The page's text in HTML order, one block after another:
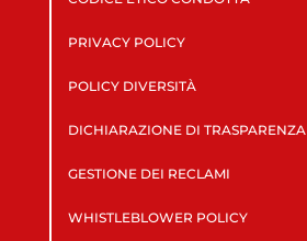
PRIVACY POLICY
POLICY DIVERSITÀ
DICHIARAZIONE DI TRASPARENZA
GESTIONE DEI RECLAMI
WHISTLEBLOWER POLICY